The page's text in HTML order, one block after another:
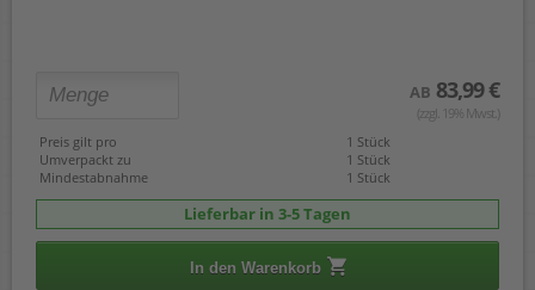
AB 83,99 €
(zzgl. 19% Mwst.)
Preis gilt pro
1 Stück
Umverpackt zu
1 Stück
Mindestabnahme
1 Stück
Lieferbar in 3-5 Tagen
In den Warenkorb